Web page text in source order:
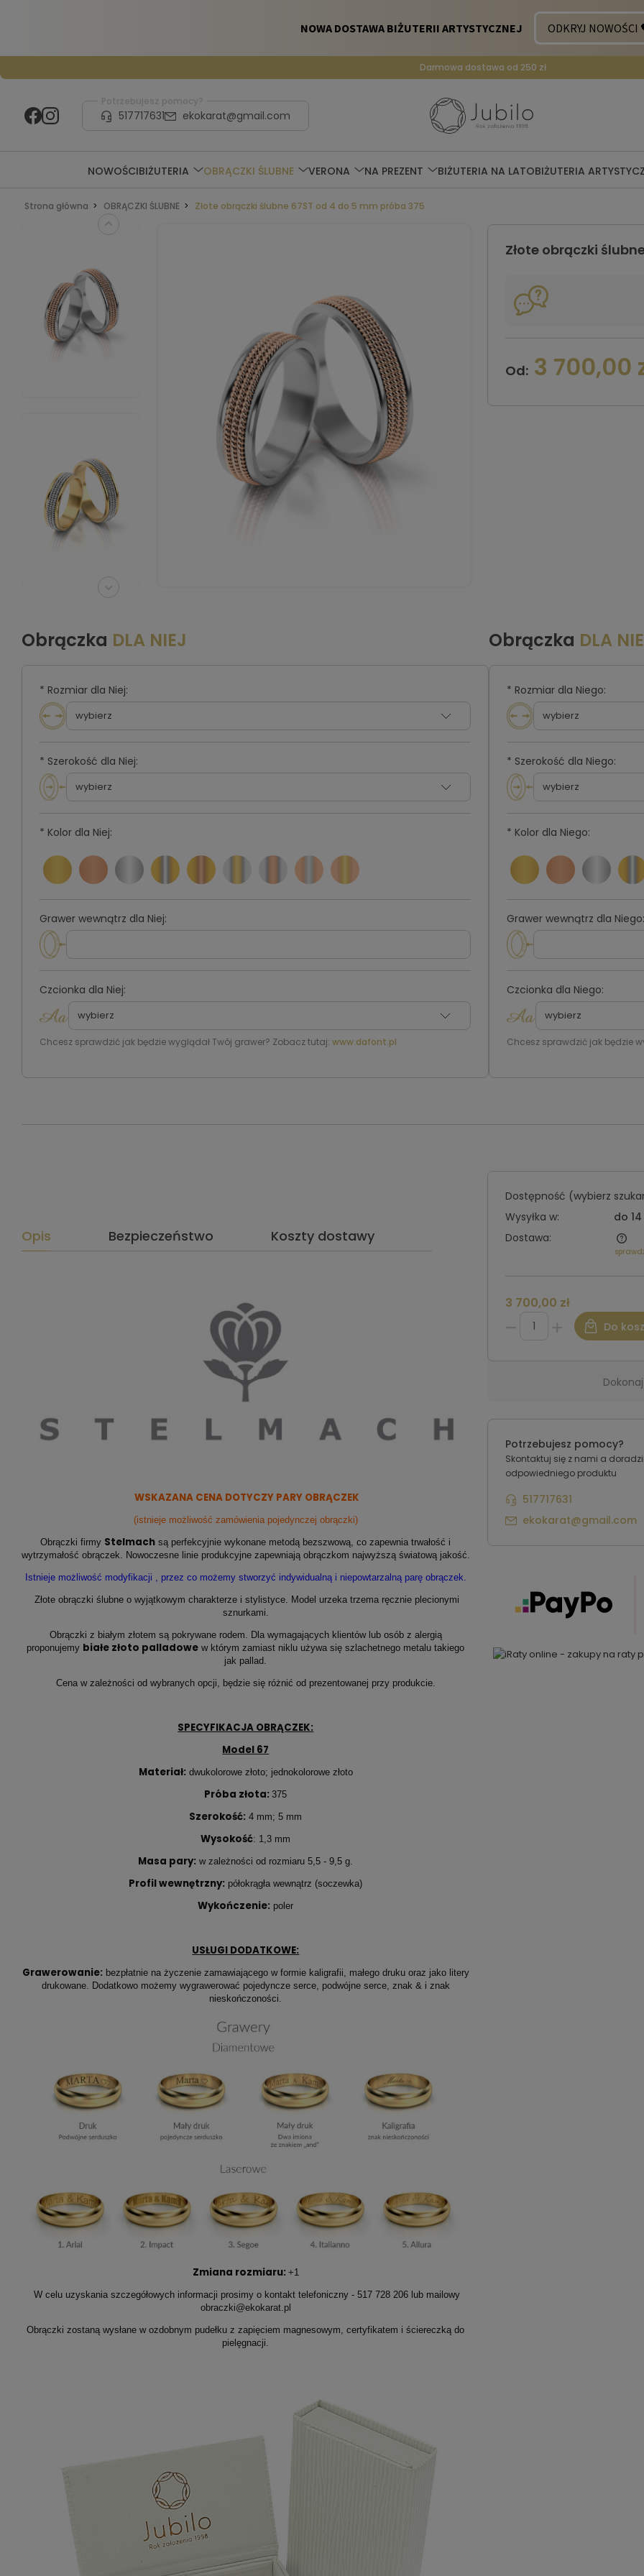
Darmowa dostawa od 250 zł
Potrzebujesz pomocy?
517717631 ekokarat@gmail.com
NOWOŚCIBIŻUTERIA OBRĄCZKI ŚLUBNE VERONA NA PREZENT BIŻUTERIA NA LATOBIŻUTERIA
Strona główna OBRĄCZKI ŚLUBNE Złote obrączki ślubne 67ST od 4 do 5 mm próba 375
Złote obrączki
Od: 3 700,00
Obrączka DLA NIEJ
* Rozmiar dla Niej:
* Szerokość dla Niej:
* Kolor dla Niej:
Grawer wewnątrz dla Niej:
Czcionka dla Niej:
Chcesz sprawdzić jak będzie wyglądał Twój grawer? Zobacz tutaj: www.dafont.pl
Obrączka DLA
* Rozmiar dla Niego:
* Szerokość dla Niego:
* Kolor dla Niego:
Grawer wewnątrz dla Niego:
Czcionka dla Niego:
Chcesz sprawdzić jak będzie
Opis Bezpieczeństwo Koszty dostawy
WSKAZANA CENA DOTYCZY PARY OBRĄCZEK
(istnieje możliwość zamówienia pojedynczej obrączki)
Obrączki firmy Stelmach są perfekcyjnie wykonane metodą bezszwową, co zapewnia trwałość i
wytrzymałość obrączek. Nowoczesne linie produkcyjne zapewniają obrączkom najwyższą światową jakość.
Istnieje możliwość modyfikacji , przez co możemy stworzyć indywidualną i niepowtarzalną parę obrączek.
Złote obrączki ślubne o wyjątkowym charakterze i stylistyce. Model urzeka trzema ręcznie plecionymi
sznurkami.
Obrączki z białym złotem są pokrywane rodem. Dla wymagających klientów lub osób z alergią
proponujemy białe złoto palladowe w którym zamiast niklu używa się szlachetnego metalu takiego
jak pallad.
Cena w zależności od wybranych opcji, będzie się różnić od prezentowanej przy produkcie.
SPECYFIKACJA OBRĄCZEK:
Model 67
Materiał: dwukolorowe złoto; jednokolorowe złoto
Próba złota:375
Szerokość: 4 mm; 5 mm
Wysokość: 1,3 mm
Masa pary: w zależności od rozmiaru 5,5 - 9,5 g.
Profil wewnętrzny: półokrągła wewnątrz (soczewka)
Wykończenie: poler
USŁUGI DODATKOWE:
Grawerowanie: bezpłatnie na życzenie zamawiającego w formie kaligrafii, małego druku oraz jako litery
drukowane. Dodatkowo możemy wygrawerować pojedyncze serce, podwójne serce, znak & i znak
nieskończoności.
Zmiana rozmiaru: +1
W celu uzyskania szczegółowych informacji prosimy o kontakt telefoniczny - 517 728 206 lub mailowy
obraczki@ekokarat.pl
Obrączki zostaną wysłane w ozdobnym pudełku z zapięciem magnesowym, certyfikatem i ściereczką do
pielęgnacji.
Dostępność (wybierz
Wysyłka w:
do
Dostawa:
3 700,00 zł
Do
Potrzebujesz pomocy?
Skontaktuj się z nami a
odpowiedniego produktu
517717631
ekokarat@gmail.com